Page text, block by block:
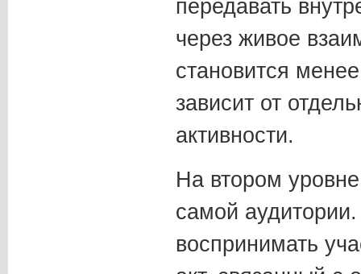
передавать
через живое
становится
зависит от
активности.
На втором
самой
воспринимать